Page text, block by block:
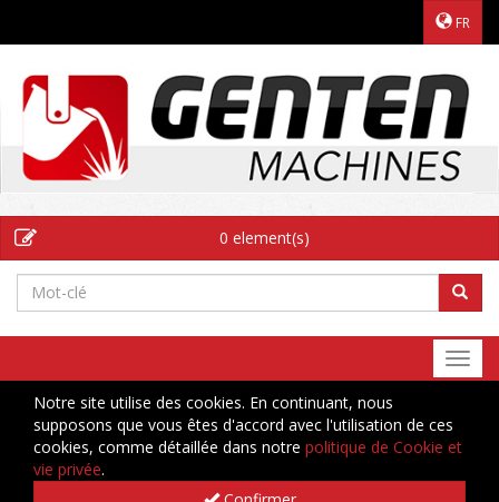
FR
0 element(s)
Notre site utilise des cookies. En continuant, nous
supposons que vous êtes d'accord avec l'utilisation de ces
cookies, comme détaillée dans notre politique de Cookie et
vie privée.